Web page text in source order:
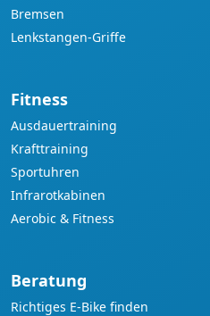
Bremsen
Lenkstangen-Griffe
Fitness
Ausdauertraining
Krafttraining
Sportuhren
Infrarotkabinen
Aerobic & Fitness
Beratung
Richtiges E-Bike finden